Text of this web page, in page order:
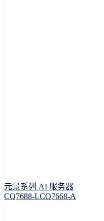
元景系列 AI 服务器
CQ7688-LCQ7668-A